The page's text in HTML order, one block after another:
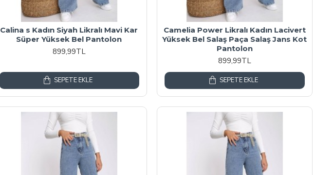
Calina s Kadın Siyah Likralı Mavi Kar
Süper Yüksek Bel Pantolon
899,99TL
SEPETE EKLE
Camelia Power Likralı Kadın Lacivert
Yüksek Bel Salaş Paça Salaş Jans Kot
Pantolon
899,99TL
SEPETE EKLE